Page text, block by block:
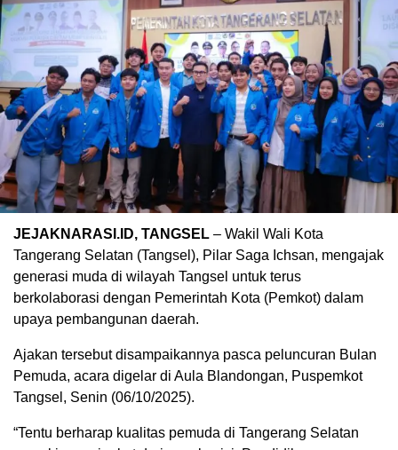
JEJAKNARASI.ID, TANGSEL – Wakil Wali Kota
Tangerang Selatan (Tangsel), Pilar Saga Ichsan, mengajak
generasi muda di wilayah Tangsel untuk terus
berkolaborasi dengan Pemerintah Kota (Pemkot) dalam
upaya pembangunan daerah.
Ajakan tersebut disampaikannya pasca peluncuran Bulan
Pemuda, acara digelar di Aula Blandongan, Puspemkot
Tangsel, Senin (06/10/2025).
“Tentu berharap kualitas pemuda di Tangerang Selatan